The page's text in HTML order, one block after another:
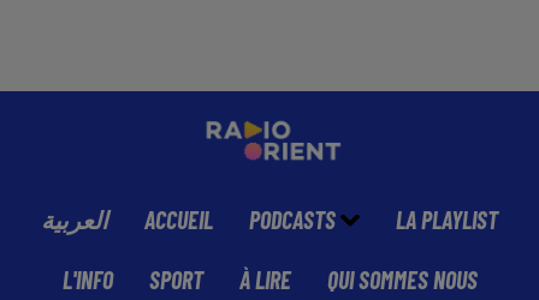
العربية ACCUEIL PODCASTS LA PLAYLIST
L'INFO SPORT À LIRE QUI SOMMES NOUS